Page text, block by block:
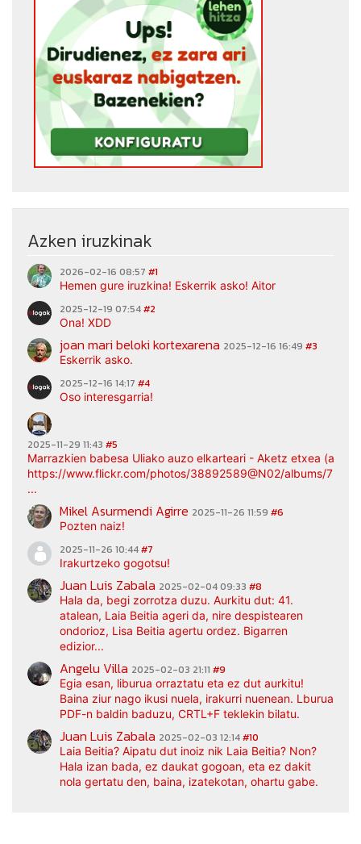
Azken iruzkinak
2026-02-16 08:57 #1
Hemen gure iruzkina! Eskerrik asko! Aitor
2025-12-19 07:54#2
Ona! XDD
joan mari beloki kortexarena 2025-12-16 16:49 #3
Eskerrik asko.
2025-12-16 14:17 #4
Oso interesgarria!
2025-11-29 11:43 #5
Marrazkien babesa Uliako auzo elkarteari - Aketz etxea
https://www.flickr.com/photos/38892589@N02/albums/
...
Mikel Asurmendi Agirre 2025-11-26 11:59 #6
Pozten naiz!
2025-11-26 10:44#7
Irakurtzeko gogotsu!
Juan Luis Zabala 2025-02-04 09:33 #8
Hala da, begi zorrotza duzu. Aurkitu dut: 41.
atalean, Laia Beitia ageri da, nire despistearen
ondorioz, Lisa Beitia agertu ordez. Bigarren
edizior...
Angelu Villa 2025-02-03 21:11 #9
Egia esan, liburua orraztatu eta ez dut aurkitu!
Baina ziur nago ikusi nuela, irakurri nuenean. Lburua
PDF-n baldin baduzu, CRTL+F teklekin bilatu.
Juan Luis Zabala 2025-02-03 12:14#10
Laia Beitia? Aipatu dut inoiz nik Laia Beitia? Non?
Hala izan bada, ez daukat gogoan, eta ez dakit
nola gertatu den, baina, izatekotan, ohartu gabe.